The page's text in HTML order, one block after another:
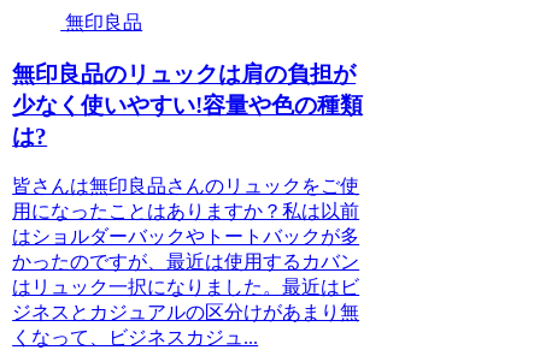
無印良品
無印良品のリュックは肩の負担が
少なく使いやすい!容量や色の種類
は?
皆さんは無印良品さんのリュックをご使
用になったことはありますか？私は以前
はショルダーバックやトートバックが多
かったのですが、最近は使用するカバン
はリュック一択になりました。最近はビ
ジネスとカジュアルの区分けがあまり無
くなって、ビジネスカジュ...